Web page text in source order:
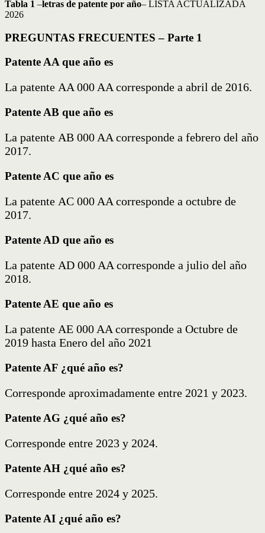
Tabla 1 –letras de patente por año– LISTA ACTUALIZADA
2026
PREGUNTAS FRECUENTES – Parte 1
Patente AA que año es
La patente AA 000 AA corresponde a abril de 2016.
Patente AB que año es
La patente AB 000 AA corresponde a febrero del año
2017.
Patente AC que año es
La patente AC 000 AA corresponde a octubre de
2017.
Patente AD que año es
La patente AD 000 AA corresponde a julio del año
2018.
Patente AE que año es
La patente AE 000 AA corresponde a Octubre de
2019 hasta Enero del año 2021
Patente AF ¿qué año es?
Corresponde aproximadamente entre 2021 y 2023.
Patente AG ¿qué año es?
Corresponde entre 2023 y 2024.
Patente AH ¿qué año es?
Corresponde entre 2024 y 2025.
Patente AI ¿qué año es?